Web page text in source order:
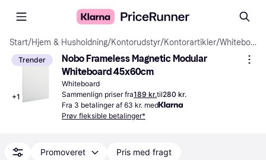
Start/Hjem & Husholdning/Kontorudstyr/Kontorartikler/ Whiteboards
Trender
+1
Nobo Frameless Magnetic Modular
Whiteboard 45x60cm
Whiteboard
Sammenlign priser fra189 kr.til280 kr.
Fra 3 betalinger af 63 kr. med
Prøv fleksible betalinger*
Promoveret Pris med fragt